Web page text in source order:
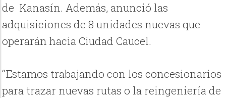
de Kanasín. Además, anunció las
adquisiciones de 8 unidades nuevas que
operarán hacia Ciudad Caucel.
“Estamos trabajando con los concesionarios
para trazar nuevas rutas o la reingeniería de